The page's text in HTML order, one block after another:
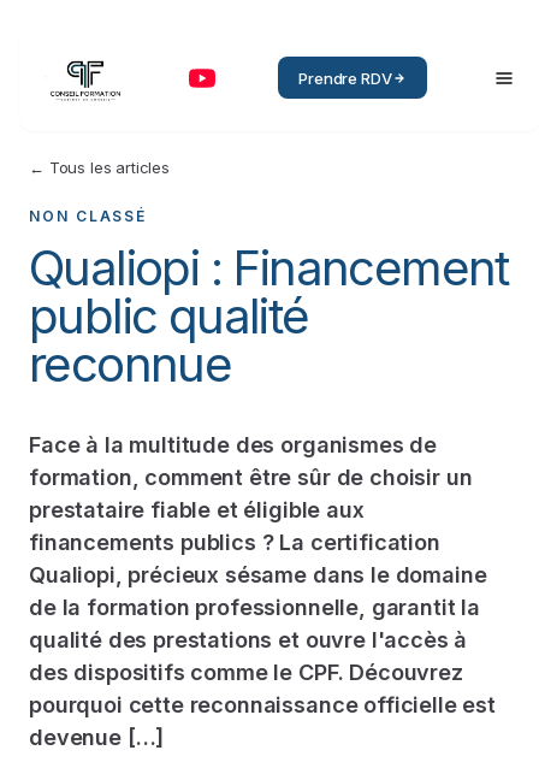
Prendre RDV
← Tous les articles
NON CLASSÉ
Qualiopi : Financement
public qualité
reconnue
Face à la multitude des organismes de
formation, comment être sûr de choisir un
prestataire fiable et éligible aux
financements publics ? La certification
Qualiopi, précieux sésame dans le domaine
de la formation professionnelle, garantit la
qualité des prestations et ouvre l'accès à
des dispositifs comme le CPF. Découvrez
pourquoi cette reconnaissance officielle est
devenue […]